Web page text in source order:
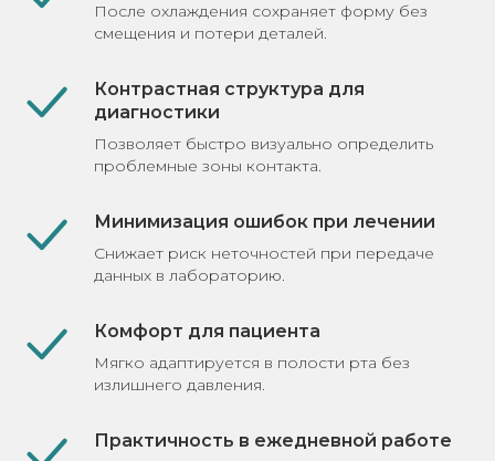
После охлаждения сохраняет форму без
смещения и потери деталей.
Контрастная структура для
диагностики
Позволяет быстро визуально определить
проблемные зоны контакта.
Минимизация ошибок при лечении
Снижает риск неточностей при передаче
данных в лабораторию.
Комфорт для пациента
Мягко адаптируется в полости рта без
излишнего давления.
Практичность в ежедневной работе